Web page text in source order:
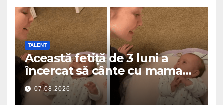
TALENT
Această fetiță de 3 luni a
încercat să cânte cu mama
ei… și a topit milioane de
inimi
07.08.2026